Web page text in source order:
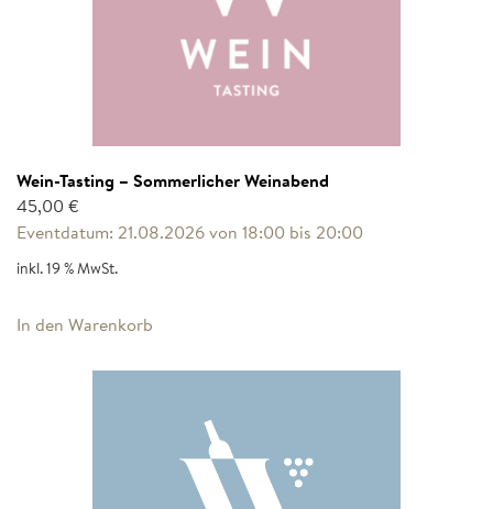
Wein-Tasting – Sommerlicher Weinabend
45,00€
Eventdatum: 21.08.2026 von 18:00 bis 20:00
inkl. 19 % MwSt.
In den Warenkorb